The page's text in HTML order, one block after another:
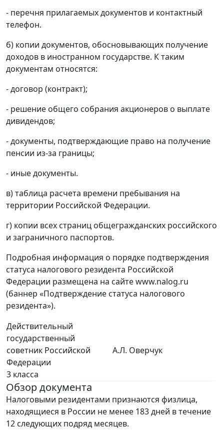
- перечня прилагаемых документов и контактный
телефон.
б) копии документов, обосновывающих получение
доходов в иностранном государстве. К таким
документам относятся:
- договор (контракт);
- решение общего собрания акционеров о выплате
дивидендов;
- документы, подтверждающие право на получение
пенсии из-за границы;
- иные документы.
в) таблица расчета времени пребывания на
территории Российской Федерации.
г) копии всех страниц общегражданских российского
и заграничного паспортов.
Подробная информация о порядке подтверждения
статуса налогового резидента Российской
Федерации размещена на сайте www.nalog.ru
(баннер «Подтверждение статуса налогового
резидента»).
Действительный
государственный
советник Российской
Федерации
3 класса
А.Л. Оверчук
Обзор документа
Налоговыми резидентами признаются физлица,
находящиеся в России не менее 183 дней в течение
12 следующих подряд месяцев.